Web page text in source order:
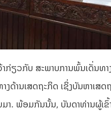
ຽວກັບ ສະພາບການພົ້ນເດັ່ນທ
ານເສດຖະກິດ ເຊິ່ງບັນຫາເສ
າ. ພ້ອມກັນນັ້ນ, ບັນດາທ່ານຜູ້ເ